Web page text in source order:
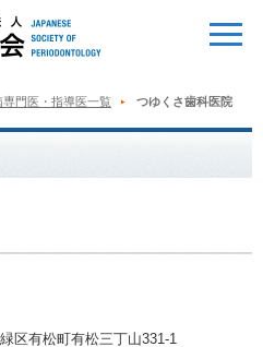
門医・指導医一覧 つゆくさ歯科医院
区有松町有松三丁山331-1